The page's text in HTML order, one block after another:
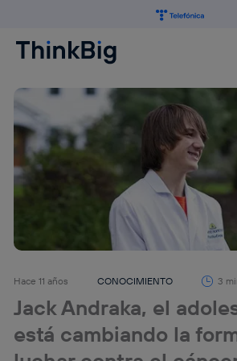
Hace 11 años CONOCIMIENTO 3
Jack Andraka, el
está cambiando la